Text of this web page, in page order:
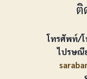
ติ
โทรศัพท์/
ไปรษณี